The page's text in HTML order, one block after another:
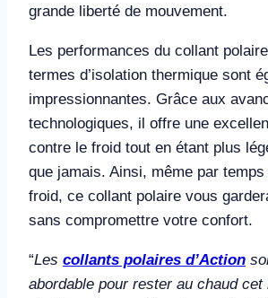
grande liberté de mouvement.
Les performances du collant
termes d’isolation thermique sont
impressionnantes. Grâce aux
technologiques, il offre une
contre le froid tout en étant plus
que jamais. Ainsi, même par
froid, ce collant polaire vous
sans compromettre votre confort.
“Les collants polaires d’Action
abordable pour rester au chaud